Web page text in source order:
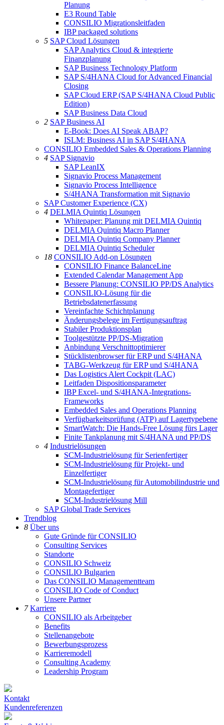
Planung
E3 Round Table
CONSILIO Migrationsleitfaden
IBP packaged solutions
5 SAP Cloud Lösungen
SAP Analytics Cloud & integrierte
Finanzplanung
SAP Business Technology Platform
SAP S/4HANA Cloud for Advanced Financial
Closing
SAP Cloud ERP (SAP S/4HANA Cloud Public
Edition)
SAP Business Data Cloud
2 SAP Business AI
E-Book: Does AI Speak ABAP?
ISLM: Business AI in SAP S/4HANA
CONSILIO Embedded Sales & Operations Planning
4 SAP Signavio
SAP LeanIX
Signavio Process Management
Signavio Process Intelligence
S/4HANA Transformation mit Signavio
SAP Customer Experience (CX)
4 DELMIA Quintiq Lösungen
Whitepaper: Planung mit DELMIA Quintiq
DELMIA Quintiq Macro Planner
DELMIA Quintiq Company Planner
DELMIA Quintiq Scheduler
18 CONSILIO Add-on Lösungen
CONSILIO Finance BalanceLine
Extended Calendar Management App
Bessere Planung: CONSILIO PP/DS Analytics
CONSILIO-Lösung für die
Betriebsdatenerfassung
Vereinfachte Schichtplanung
Änderungsbelege im Fertigungsauftrag
Stabiler Produktionsplan
Toolgestützte PP/DS-Migration
Anbindung Verschnittoptimierer
Stücklistenbrowser für ERP und S/4HANA
TABG-Werkzeug für ERP und S/4HANA
Das Logistics Alert Cockpit (LAC)
Leitfaden Dispositionsparameter
IBP Excel- und S/4HANA-Integrations-
Frameworks
Embedded Sales and Operations Planning
Verfügbarkeitsprüfung (ATP) auf Lagertypebene
SmartWatch: Die Hands-Free Lösung fürs Lager
Finite Tankplanung mit S/4HANA und PP/DS
4 Industrielösungen
SCM-Industrielösung für Serienfertiger
SCM-Industrielösung für Projekt- und
Einzelfertiger
SCM-Industrielösung für Automobilindustrie und
Montagefertiger
SCM-Industrielösung Mill
SAP Global Trade Services
Trendblog
8 Über uns
Gute Gründe für CONSILIO
Consulting Services
Standorte
CONSILIO Schweiz
CONSILIO Bulgarien
Das CONSILIO Managementteam
CONSILIO Code of Conduct
Unsere Partner
7Karriere
CONSILIO als Arbeitgeber
Benefits
Stellenangebote
Bewerbungsprozess
Karrieremodell
Consulting Academy
Leadership Program
Kontakt
Kundenreferenzen